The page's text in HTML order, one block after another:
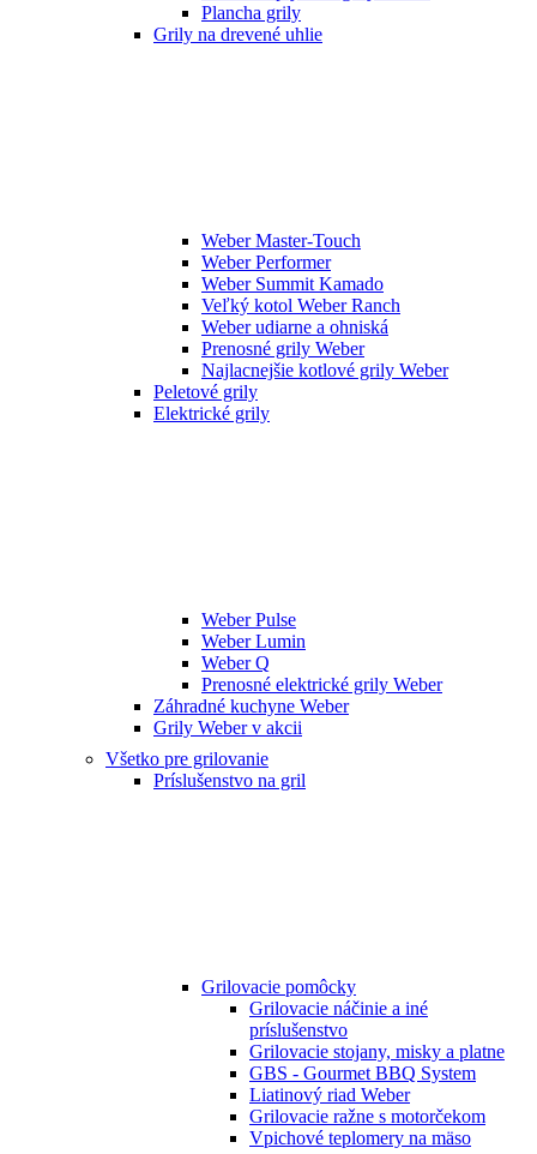
Plancha grily
Grily na drevené uhlie
Weber Master-Touch
Weber Performer
Weber Summit Kamado
Veľký kotol Weber Ranch
Weber udiarne a ohniská
Prenosné grily Weber
Najlacnejšie kotlové grily Weber
Peletové grily
Elektrické grily
Weber Pulse
Weber Lumin
Weber Q
Prenosné elektrické grily Weber
Záhradné kuchyne Weber
Grily Weber v akcii
Všetko pre grilovanie
Príslušenstvo na gril
Grilovacie pomôcky
Grilovacie náčinie a iné
príslušenstvo
Grilovacie stojany, misky a platne
GBS - Gourmet BBQ System
Liatinový riad Weber
Grilovacie ražne s motorčekom
Vpichové teplomery na mäso